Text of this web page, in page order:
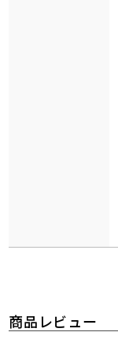
商品レビュー